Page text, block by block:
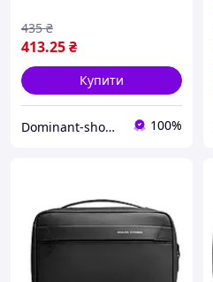
413.25₴
435 ₴
Купити
Dominant-shop.com.ua 100%